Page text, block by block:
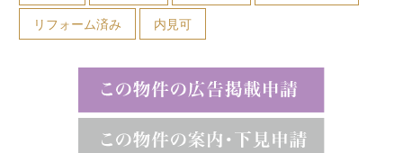
リフォーム済み
内見可